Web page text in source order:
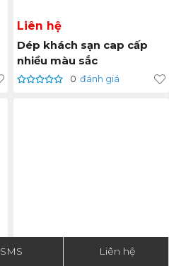
Liên hệ
Dép khách sạn cap cấp
nhiều màu sắc
0 đánh giá
SMS Liên hệ